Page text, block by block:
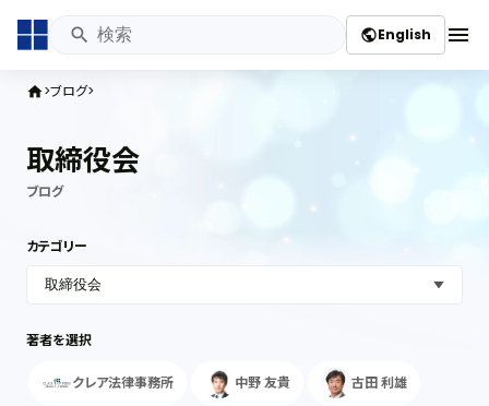
publicEnglish menu
home ブログ
取締役会
ブログ
カテゴリー
著者を選択
クレア法律事務所 中野 友貴 古田 利雄